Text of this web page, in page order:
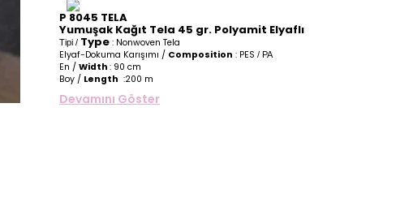
P 8045 TELA
Yumuşak Kağıt Tela 45 gr. Polyamit Elyaflı
Tipi / Type : Nonwoven Tela
Elyaf-Dokuma Karışımı / Composition : PES / PA
En / Width : 90 cm
Boy / Length :200 m
Devamını Göster